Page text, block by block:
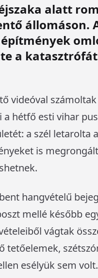
alatt
állomáson.
a
videóval
a hétfő esti vihar
a szél letarolta
is
hangvételű
mellé később
vágtak
tetőelemek,
esélyük sem volt.